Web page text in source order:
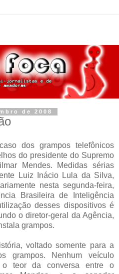
de 2008
dos grampos telefônicos
do presidente do Supremo
Mendes. Medidas sérias
Luiz Inácio Lula da Silva,
nesta segunda-feira,
Brasileira de Inteligência
desses dispositivos é
o diretor-geral da Agência,
grampos.
voltado somente para a
grampos. Nenhum veículo
o teor da conversa entre o